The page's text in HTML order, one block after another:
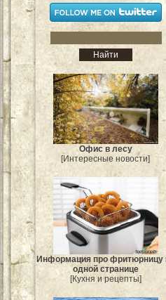
Офис в лесу
[Интересные новости]
Информация про фритюрницу
одной странице
[Кухня и рецепты]